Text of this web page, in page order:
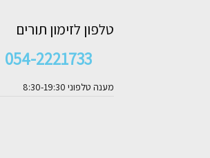
טלפון לזימון תורים
054-2221733
מענה טלפוני 8:30-19:30